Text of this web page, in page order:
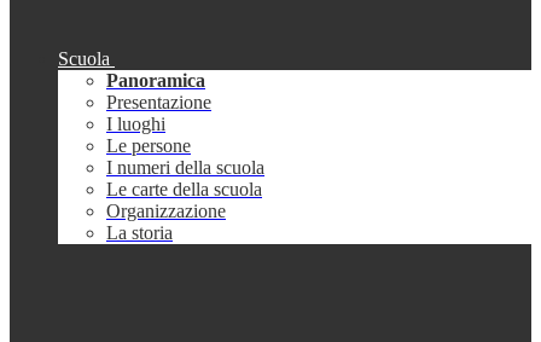
Scuola
Panoramica
Presentazione
I luoghi
Le persone
I numeri della scuola
Le carte della scuola
Organizzazione
La storia